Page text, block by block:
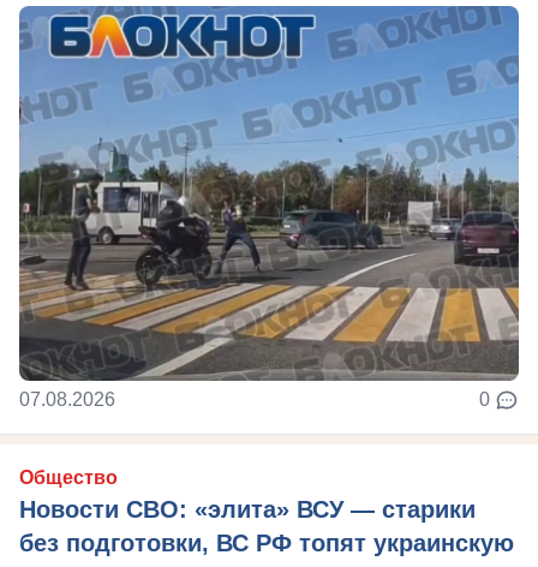
07.08.2026 0
Общество
Новости СВО: «элита» ВСУ — старики
без подготовки, ВС РФ топят украинскую